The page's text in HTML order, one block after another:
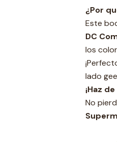
¿Por
Este
DC
los
lado
¡Haz
No